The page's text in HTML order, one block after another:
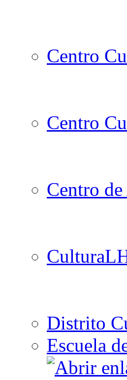
Centro
Centro
Centro
Distrito
Escuela